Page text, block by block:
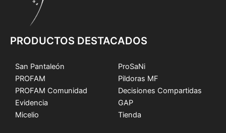
PRODUCTOS DESTACADOS
San Pantaleón
PROFAM
PROFAM Comunidad
Evidencia
Micelio
ProSaNi
Pildoras MF
Decisiones Compartidas
GAP
Tienda